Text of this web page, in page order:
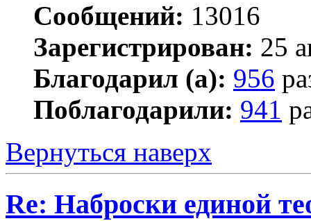
Сообщений: 13016
Зарегистрирован: 25
Благодарил (а): 956
Поблагодарили: 941
Вернуться наверх
Re: Наброски единой